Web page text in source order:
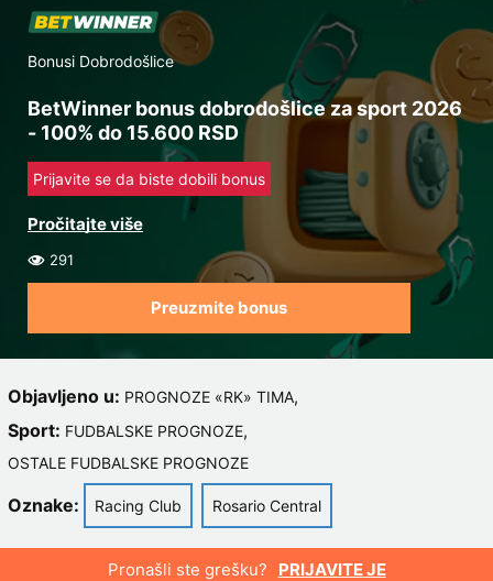
Bonusi Dobrodošlice
BetWinner bonus dobrodošlice za sport 2026
- 100% do 15.600 RSD
Prijavite se da biste dobili bonus
291
Preuzmite bonus
Objavljeno u: PROGNOZE «RK» TIMA,
Sport: FUDBALSKE PROGNOZE,
OSTALE FUDBALSKE PROGNOZE
Oznake: Racing Club Rosario Central
Pronašli ste grešku? PRIJAVITE JE